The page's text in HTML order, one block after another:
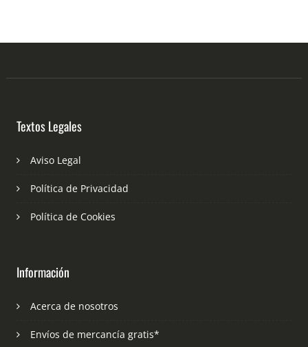
Textos Legales
Aviso Legal
Política de Privacidad
Política de Cookies
Información
Acerca de nosotros
Envíos de mercancía gratis*